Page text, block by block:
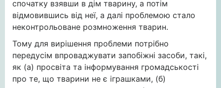
спочатку взявши в дім тварину, а потім
відмовившись від неї, а далі проблемою стало
неконтрольоване розмноження тварин.
Тому для вирішення проблеми потрібно
передусім впроваджувати запобіжні засоби, такі,
як (а) просвіта та інформування громадськості
про те, що тварини не є іграшками, (б)